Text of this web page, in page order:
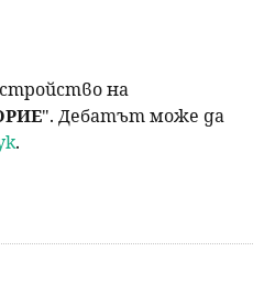
на
". Дебатът може да
.